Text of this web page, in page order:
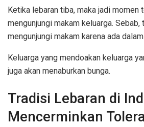
Ketika lebaran tiba, maka jadi momen
mengunjungi makam keluarga.
mengunjungi makam karena ada
Keluarga yang mendoakan keluarga
juga akan menaburkan bunga.
Tradisi Lebaran di
Mencerminkan